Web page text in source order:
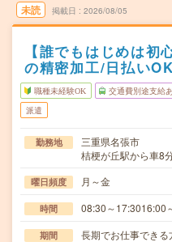
未読 掲載日 2026/08/05
【誰でもはじめは初
の精密加工/日払いOK
職種未経験OK 交通費別途支給
派遣
勤務地
三重県名張市
桔梗が丘駅から車8
曜日頻度 月～金
時間 08:30～17:3016:00
期間 長期でお仕事できる